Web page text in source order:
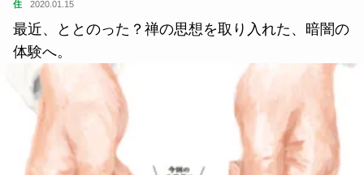
住 2020.01.15
最近、ととのった？禅の思想を取り入れた、暗闇の
体験へ。